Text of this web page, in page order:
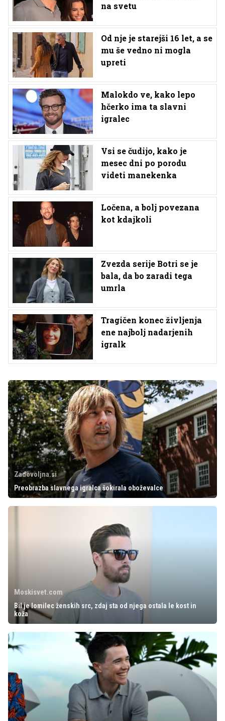
na svetu
Od nje je starejši 16 let, a se
mu še vedno ni mogla
upreti
Malokdo ve, kako lepo
hčerko ima ta slavni
igralec
Vsi se čudijo, kako je
mesec dni po porodu
videti manekenka
Ločena, a bolj povezana
kot kdajkoli
Zvezda serije Botri se je
bala, da bo zaradi tega
umrla
Tragičen konec življenja
ene najbolj nadarjenih
igralk
Zadovoljna.si
Preobrazba slavnega igralca šokirala oboževalce
Moskisvet.com
Bil je lomilec ženskih src, zdaj sta od njega ostala le kost in
koža